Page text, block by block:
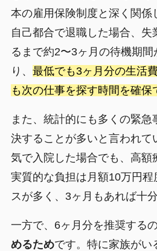
本の雇用保険制度と深く関係
自己都合で退職した場合、失
るまで約2〜3ヶ月の待機期間
り、 最低でも3ヶ月分の生活
も次の仕事を探す時間を確保
また、統計的にも多くの緊
決することが多いと言われて
気で入院した場合でも、高額
実質的な負担は月額10万円
スが多く、3ヶ月もあれば十
一方で、6ヶ月分を推奨するの
めるためです。特に家族がい